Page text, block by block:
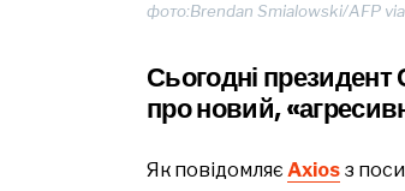
фото:Brendan Smialowski/AFP
Сьогодні
про новий,
Як повідомляє Axios з